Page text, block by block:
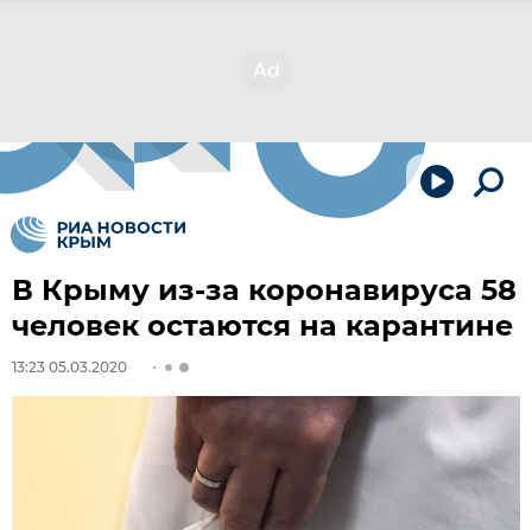
В Крыму из-за коронавируса 58
человек остаются на карантине
13:23 05.03.2020